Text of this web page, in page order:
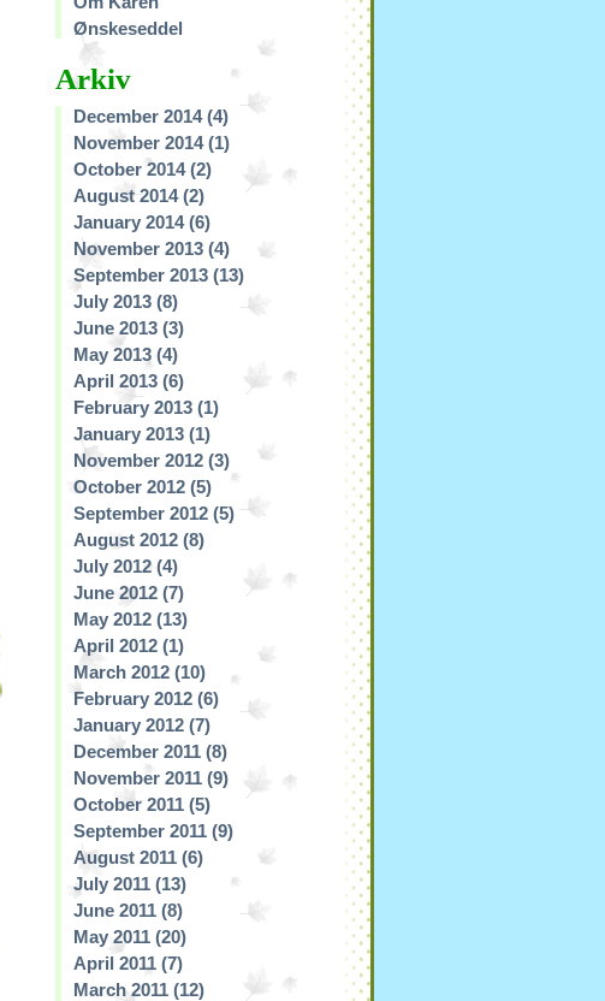
Ønskeseddel
Arkiv
December 2014(4)
November 2014(1)
October 2014(2)
August 2014(2)
January 2014(6)
November 2013 (4)
September 2013 (13)
July 2013 (8)
June 2013 (3)
May 2013 (4)
April 2013 (6)
February 2013 (1)
January 2013 (1)
November 2012 (3)
October 2012 (5)
September 2012 (5)
August 2012 (8)
July 2012 (4)
June 2012 (7)
May 2012 (13)
April 2012 (1)
March 2012 (10)
February 2012 (6)
January 2012 (7)
December 2011 (8)
November 2011 (9)
October 2011 (5)
September 2011 (9)
August 2011 (6)
July 2011 (13)
June 2011 (8)
May 2011 (20)
April 2011 (7)
March 2011 (12)